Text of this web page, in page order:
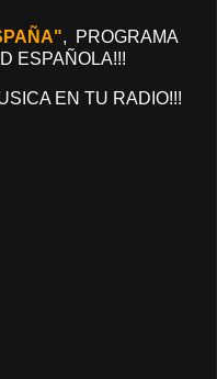
, PROGRAMA
ESPAÑOLA!!!
EN TU RADIO!!!